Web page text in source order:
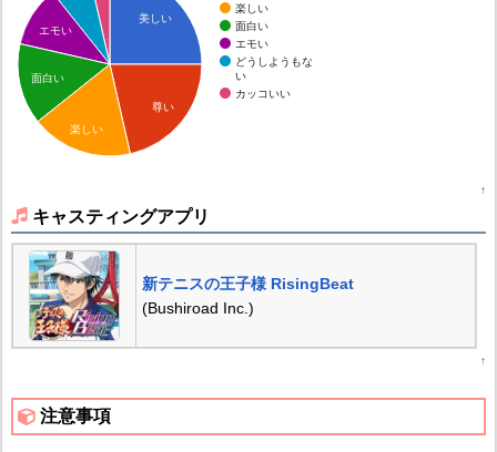
楽しい
面白い
エモい
どうしようもな
い
カッコいい
美しい
尊い
エモい
面白い
楽しい
↑
キャスティングアプリ
新テニスの王子様 RisingBeat
(Bushiroad Inc.)
↑
注意事項